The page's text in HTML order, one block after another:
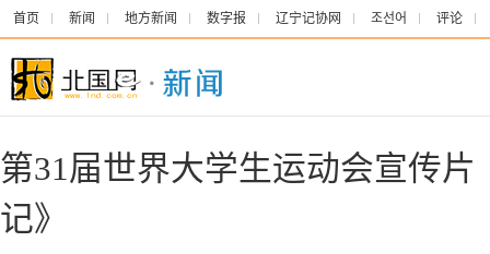
首页 新闻 地方新闻 数字报 辽宁记协网 조선어 评论
第31届世界大学生运动会宣传片
记》